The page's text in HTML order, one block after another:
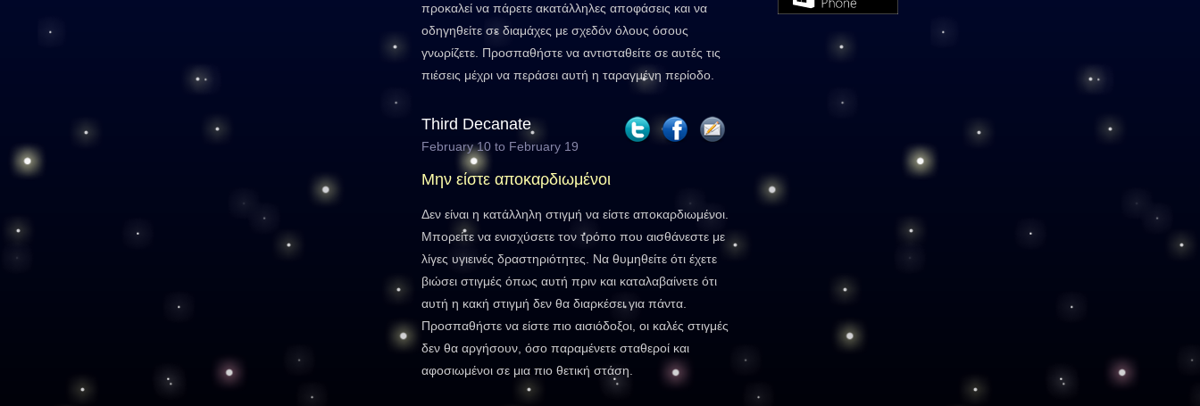
προκαλεί να πάρετε ακατάλληλες αποφάσεις και να
οδηγηθείτε σε διαμάχες με σχεδόν όλους όσους
γνωρίζετε. Προσπαθήστε να αντισταθείτε σε αυτές τις
πιέσεις μέχρι να περάσει αυτή η ταραγμένη περίοδο.
Third Decanate
February 10 to February 19
Μην είστε αποκαρδιωμένοι
Δεν είναι η κατάλληλη στιγμή να είστε αποκαρδιωμένοι.
Μπορείτε να ενισχύσετε τον τρόπο που αισθάνεστε με
λίγες υγιεινές δραστηριότητες. Να θυμηθείτε ότι έχετε
βιώσει στιγμές όπως αυτή πριν και καταλαβαίνετε ότι
αυτή η κακή στιγμή δεν θα διαρκέσει για πάντα.
Προσπαθήστε να είστε πιο αισιόδοξοι, οι καλές στιγμές
δεν θα αργήσουν, όσο παραμένετε σταθεροί και
αφοσιωμένοι σε μια πιο θετική στάση.